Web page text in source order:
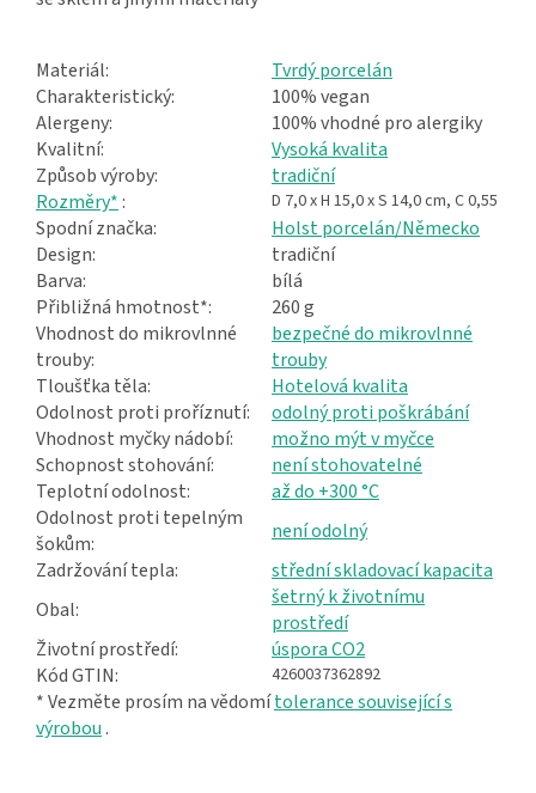
Materiál:
Tvrdý porcelán
Charakteristický:
100% vegan
Alergeny:
100% vhodné pro alergiky
Kvalitní:
Vysoká kvalita
Způsob výroby:
tradiční
Rozměry* : D 7,0 x H 15,0 x S 14,0 cm, C 0,55
Spodní značka:
Holst porcelán/Německo
Design:
tradiční
Barva:
bílá
Přibližná hmotnost*:
260 g
Vhodnost do mikrovlnné
trouby:
bezpečné do mikrovlnné
trouby
Tloušťka těla:
Hotelová kvalita
Odolnost proti proříznutí:
odolný proti poškrábání
Vhodnost myčky nádobí:
možno mýt v myčce
Schopnost stohování:
není stohovatelné
Teplotní odolnost:
až do +300 °C
Odolnost proti tepelným
šokům:
není odolný
Zadržování tepla:
střední skladovací kapacita
Obal:
šetrný k životnímu
prostředí
Životní prostředí:
úspora CO2
Kód GTIN:
4260037362892
* Vezměte prosím na vědomítolerance související s
výrobou .